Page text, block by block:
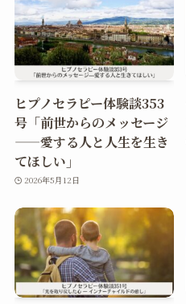
ヒプノセラピー体験談353
号「前世からのメッセージ
——愛する人と人生を生き
てほしい」
2026年5月12日